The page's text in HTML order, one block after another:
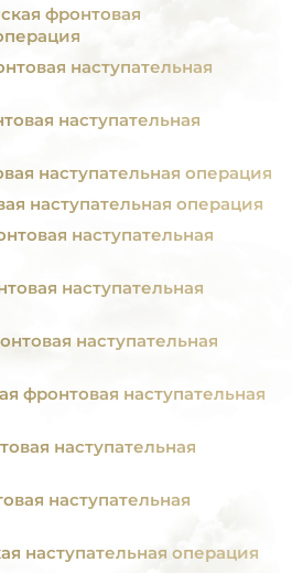
фронтовая
наступательная
наступательная
наступательная операция
наступательная операция
наступательная
наступательная
наступательная
фронтовая наступательная
наступательная
наступательная
наступательная операция